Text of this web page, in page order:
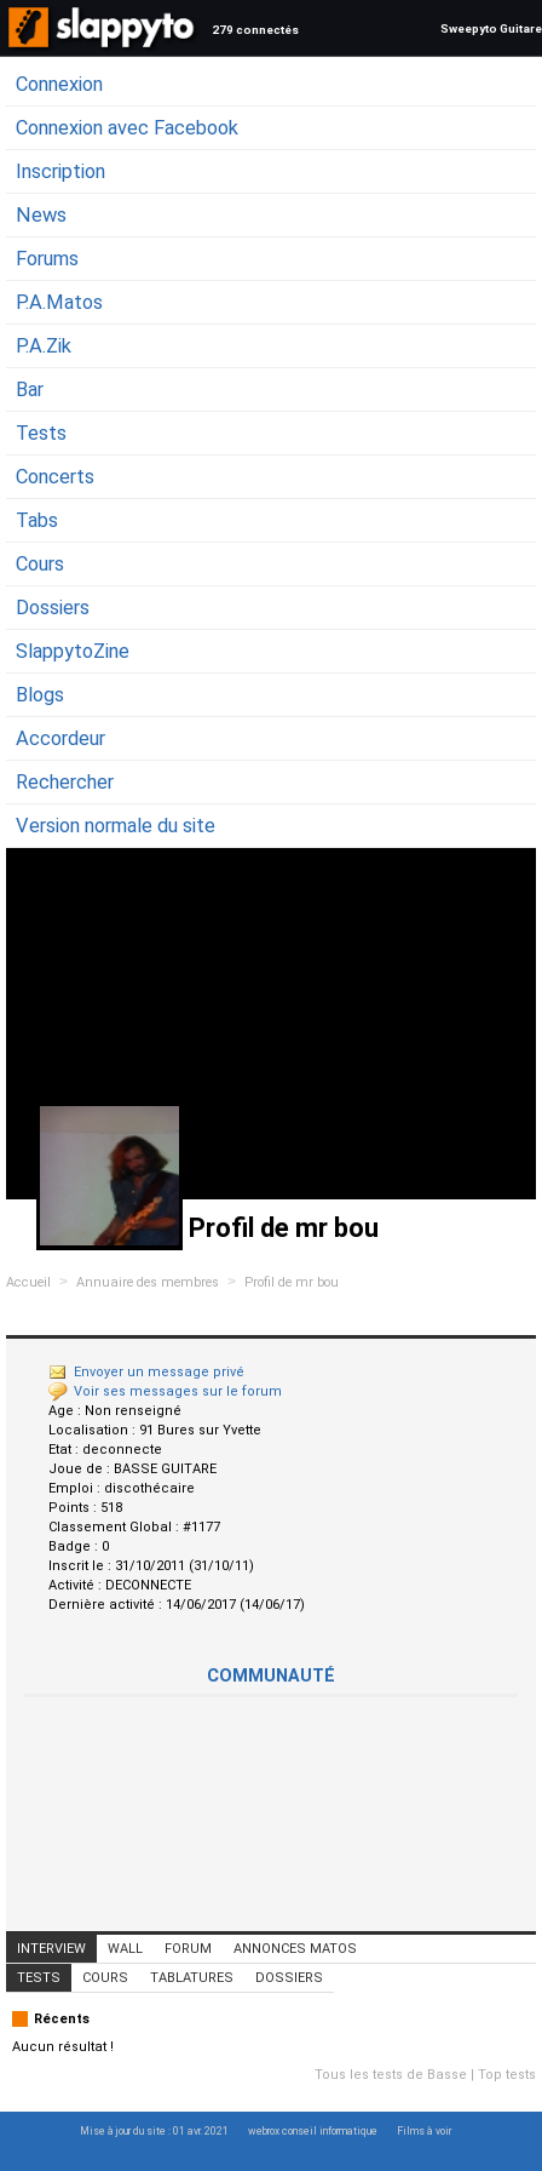
279 connectés Sweepyto Guitare
Connexion
Connexion avec Facebook
Inscription
News
Forums
P.A.Matos
P.A.Zik
Bar
Tests
Concerts
Tabs
Cours
Dossiers
SlappytoZine
Blogs
Accordeur
Rechercher
Version normale du site
Profil de mr bou
Accueil > Annuaire des membres > Profil de mr bou
Envoyer un message privé
Voir ses messages sur le forum
Age : Non renseigné
Localisation : 91 Bures sur Yvette
Etat : deconnecte
Joue de : BASSE GUITARE
Emploi : discothécaire
Points : 518
Classement Global : #1177
Badge : 0
Inscrit le : 31/10/2011 (31/10/11)
Activité : DECONNECTE
Dernière activité : 14/06/2017 (14/06/17)
COMMUNAUTÉ
INTERVIEW WALL FORUM
ANNONCES MATOS
ANNONCES MUSICIENS
CONCERTS
TESTS COURS TABLATURES DOSSIERS
Récents
Aucun résultat !
Tous les tests de Basse
Top tests
Mise à jour du site : 01 avr. 2021 webrox conseil informatique Films à voir